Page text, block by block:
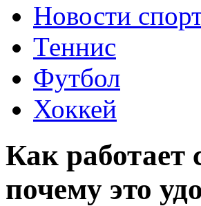
Новости
Теннис
Футбол
Хоккей
Как работает
почему это